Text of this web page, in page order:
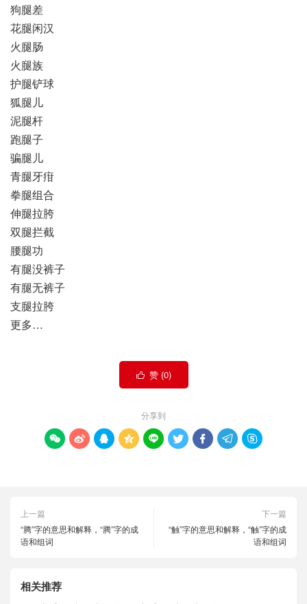
狗腿差
花腿闲汉
火腿肠
火腿族
护腿铲球
狐腿儿
泥腿杆
跑腿子
骗腿儿
青腿牙疳
拳腿组合
伸腿拉胯
双腿拦截
腰腿功
有腿没裤子
有腿无裤子
支腿拉胯
更多…
 赞 (0)
分享到
        
上一篇
“腾”字的意思和解释，“腾”字的成
语和组词
下一篇
“触”字的意思和解释，“触”字的成
语和组词
相关推荐